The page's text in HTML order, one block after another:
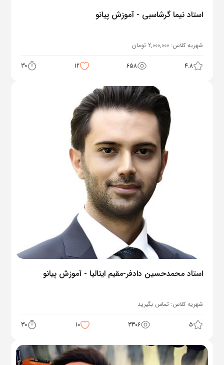
استاد نیما گرشاسبی - آموزش پیانو
شهریه کلاس: 2,000,000 تومان
4.8
658
12
30
استاد محمدحسین دادفر-مقیم ایتالیا - آموزش پیانو
شهریه کلاس: تماس بگیرید
5
3306
10
30